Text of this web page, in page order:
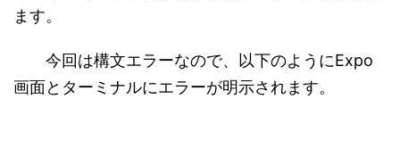
ます。
今回は構文エラーなので、以下のようにExpo
画面とターミナルにエラーが明示されます。